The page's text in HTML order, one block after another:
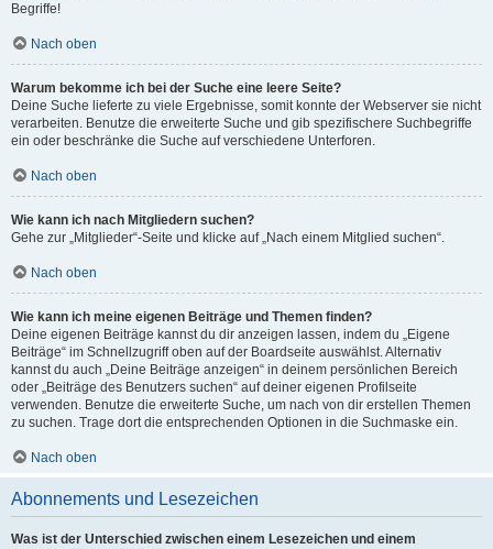
Begriffe!
Nach oben
Warum bekomme ich bei der Suche eine leere Seite?
Deine Suche lieferte zu viele Ergebnisse, somit konnte der Webserver sie nicht
verarbeiten. Benutze die erweiterte Suche und gib spezifischere Suchbegriffe
ein oder beschränke die Suche auf verschiedene Unterforen.
Nach oben
Wie kann ich nach Mitgliedern suchen?
Gehe zur „Mitglieder“-Seite und klicke auf „Nach einem Mitglied suchen“.
Nach oben
Wie kann ich meine eigenen Beiträge und Themen finden?
Deine eigenen Beiträge kannst du dir anzeigen lassen, indem du „Eigene
Beiträge“ im Schnellzugriff oben auf der Boardseite auswählst. Alternativ
kannst du auch „Deine Beiträge anzeigen“ in deinem persönlichen Bereich
oder „Beiträge des Benutzers suchen“ auf deiner eigenen Profilseite
verwenden. Benutze die erweiterte Suche, um nach von dir erstellen Themen
zu suchen. Trage dort die entsprechenden Optionen in die Suchmaske ein.
Nach oben
Abonnements und Lesezeichen
Was ist der Unterschied zwischen einem Lesezeichen und einem